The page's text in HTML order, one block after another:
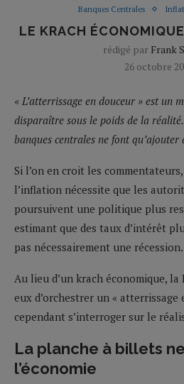
Banques Centrales
LE KRACH
rédigé par Frank
26 octobre
« L’atterrissage en douceur » est un
disparaître sous le poids de la
banques centrales ne font qu’ajouter
Si l’on en croit les
l’inflation nécessite que les
poursuivent une politique plus
estimant que des taux d’intérêt
pas nécessairement une récession.
Au lieu d’un krach économique,
eux d’orchestrer un « atterrissage
cependant s’interroger sur le
La planche à billets
l’économie